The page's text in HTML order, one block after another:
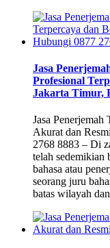
Jasa
Profesional
Jakarta Timur,
Jasa
Akurat dan
2768 8883 – Di
telah sedemikian
bahasa atau
seorang juru
batas wilayah